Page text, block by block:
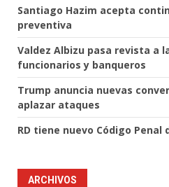
Santiago Hazim acepta
preventiva
Valdez Albizu pasa revista a
funcionarios y banqueros
Trump anuncia nuevas
aplazar ataques
RD tiene nuevo Código Penal
ARCHIVOS